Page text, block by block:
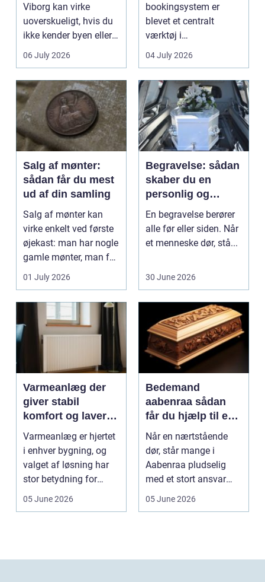
Viborg kan virke
uoverskueligt, hvis du
ikke kender byen eller
det lokale...
06 July 2026
bookingsystem er
blevet et centralt
værktøj i
sundhedssektoren.
Klinikker, praksis og
beh...
04 July 2026
Salg af mønter:
sådan får du mest
ud af din samling
Salg af mønter kan
virke enkelt ved første
øjekast: man har nogle
gamle mønter, man får
dem vurderet...
01 July 2026
Begravelse: sådan
skaber du en
personlig og
respektfuld afsked
En begravelse berører
alle før eller siden. Når
et menneske dør, stå...
30 June 2026
Varmeanlæg der
giver stabil
komfort og lavere
energiregning
Varmeanlæg er hjertet
i enhver bygning, og
valget af løsning har
stor betydning for
05 June 2026
Bedemand
aabenraa sådan
får du hjælp til en
værdig afsked
Når en nærtstående
dør, står mange i
Aabenraa pludselig
med et stort ansvar
05 June 2026